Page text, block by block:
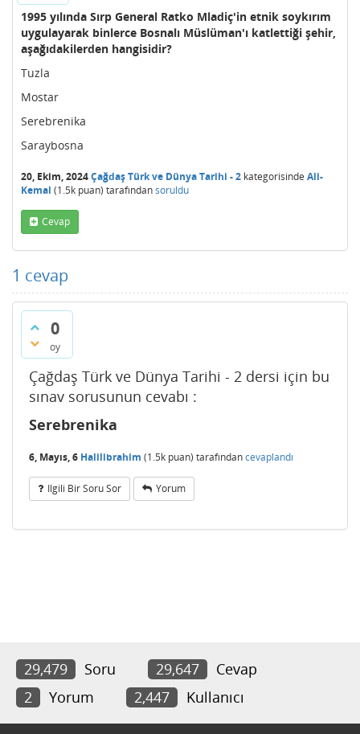
1995 yılında Sırp General Ratko Mladiç'in etnik soykırım
uygulayarak binlerce Bosnalı Müslüman'ı katlettiği şehir,
aşağıdakilerden hangisidir?
Tuzla
Mostar
Serebrenika
Saraybosna
20, Ekim, 2024Çağdaş Türk ve Dünya Tarihi - 2 kategorisinde Ali-
Kemal (1.5k puan) tarafındansoruldu
Cevap
1 cevap
0
oy
Çağdaş Türk ve Dünya Tarihi - 2 dersi için bu
sınav sorusunun cevabı :
Serebrenika
6, Mayıs, 6 Halilibrahim (1.5k puan) tarafındancevaplandı
Ilgili Bir Soru Sor Yorum
29,479 Soru 29,647
Cevap
2
Yorum 2,447 Kullanıcı